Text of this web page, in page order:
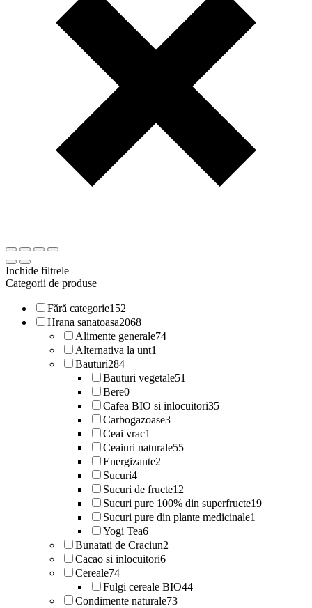
Inchide filtrele
Categorii de produse
Fără categorie152
Hrana sanatoasa2068
Alimente generale74
Alternativa la unt1
Bauturi284
Bauturi vegetale51
Bere0
Cafea BIO si inlocuitori35
Carbogazoase3
Ceai vrac1
Ceaiuri naturale55
Energizante2
Sucuri4
Sucuri de fructe12
Sucuri pure 100% din superfructe19
Sucuri pure din plante medicinale1
Yogi Tea6
Bunatati de Craciun2
Cacao si inlocuitori6
Cereale74
Fulgi cereale BIO44
Condimente naturale73